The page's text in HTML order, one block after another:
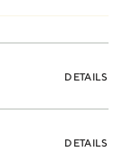
DETAILS
DETAILS